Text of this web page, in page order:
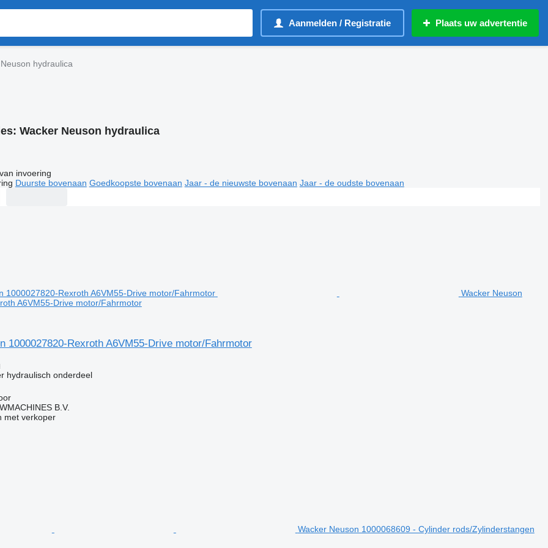
Aanmelden / Registratie Plaats uw advertentie
hydraulica
Wacker Neuson hydraulica
invoering
Duurste bovenaan Goedkoopste bovenaan Jaar - de nieuwste bovenaan Jaar - de oudste bovenaan
Wacker Neuson
A6VM55-Drive motor/Fahrmotor
1000027820-Rexroth A6VM55-Drive motor/Fahrmotor
hydraulisch onderdeel
B.V.
met verkoper
Wacker Neuson 1000068609 - Cylinder rods/Zylinderstangen